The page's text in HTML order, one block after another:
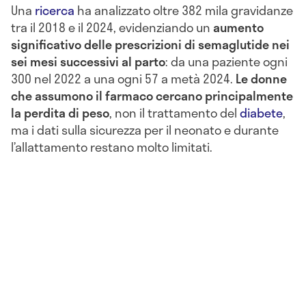
Una ricerca ha analizzato oltre 382 mila gravidanze
tra il 2018 e il 2024, evidenziando unaumento
significativo delle prescrizioni di semaglutide nei
sei mesi successivi al parto: da una paziente ogni
300 nel 2022 a una ogni 57 a metà 2024. Le donne
che assumono il farmaco cercano principalmente
la perdita di peso, non il trattamento deldiabete,
ma i dati sulla sicurezza per il neonato e durante
l’allattamento restano molto limitati.